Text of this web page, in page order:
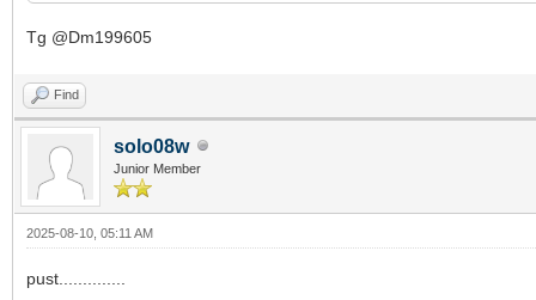
Tg @Dm199605
Find
solo08w
Junior Member
2025-08-10, 05:11 AM
pust..............